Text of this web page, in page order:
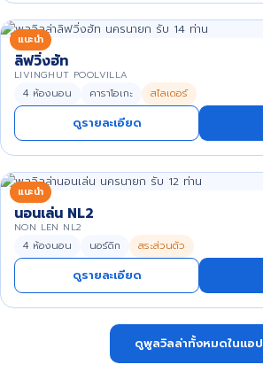
แนะนำ
ลิฟวิ่งฮัท
LIVINGHUT POOLVILLA
4 ห้องนอน คาราโอเกะ สไลเดอร์
ดูรายละเอียด
แนะนำ
นอนเล่น NL2
NON LEN NL2
4 ห้องนอน นอร์ดิก สระส่วนตัว
ดูรายละเอียด
ดูพูลวิลล่าทั้งหมดในแอป